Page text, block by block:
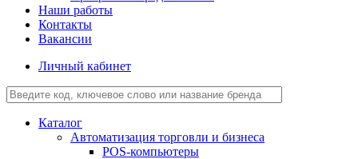
Наши работы
Контакты
Вакансии
Личный кабинет
Каталог
Автоматизация торговли и бизнеса
POS-компьютеры